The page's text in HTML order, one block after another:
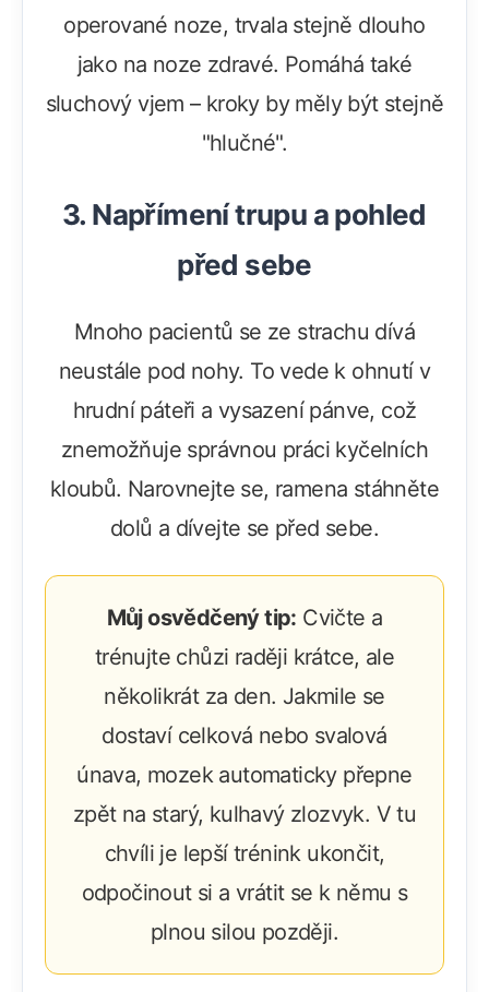
operované noze, trvala stejně dlouho
jako na noze zdravé. Pomáhá také
sluchový vjem – kroky by měly být stejně
"hlučné".
3. Napřímení trupu a pohled
před sebe
Mnoho pacientů se ze strachu dívá
neustále pod nohy. To vede k ohnutí v
hrudní páteři a vysazení pánve, což
znemožňuje správnou práci kyčelních
kloubů. Narovnejte se, ramena stáhněte
dolů a dívejte se před sebe.
Můj osvědčený tip: Cvičte a
trénujte chůzi raději krátce, ale
několikrát za den. Jakmile se
dostaví celková nebo svalová
únava, mozek automaticky přepne
zpět na starý, kulhavý zlozvyk. V tu
chvíli je lepší trénink ukončit,
odpočinout si a vrátit se k němu s
plnou silou později.